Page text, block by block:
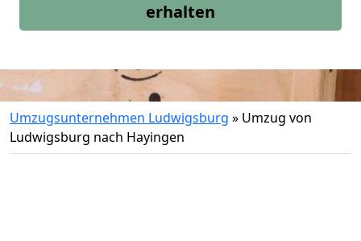
erhalten
Umzugsunternehmen Ludwigsburg » Umzug von
Ludwigsburg nach Hayingen